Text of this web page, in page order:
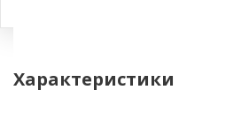
Характеристики